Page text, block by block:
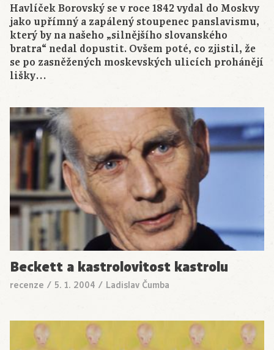
Havlíček Borovský se v roce 1842 vydal do Moskvy
jako upřímný a zapálený stoupenec panslavismu,
který by na našeho „silnějšího slovanského
bratra“ nedal dopustit. Ovšem poté, co zjistil, že
se po zasněžených moskevských ulicích prohánějí
lišky…
Beckett a kastrolovitost kastrolu
recenze / 5. 1. 2004 / Ladislav Čumba